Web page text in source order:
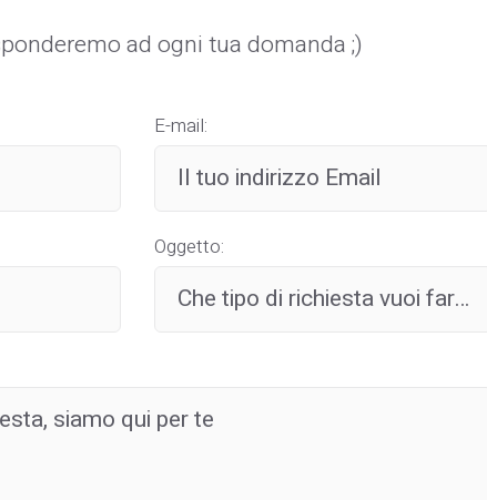
ad ogni tua domanda ;)
E-mail:
Oggetto: